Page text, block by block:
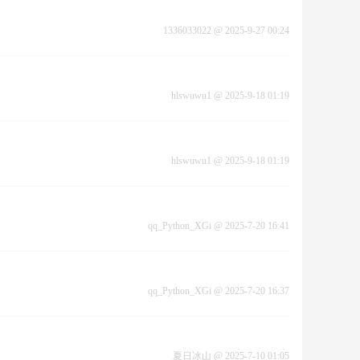
1336033022 @ 2025-9-27 00:24
hlswuwu1 @ 2025-9-18 01:19
hlswuwu1 @ 2025-9-18 01:19
qq_Python_XGi @ 2025-7-20 16:41
qq_Python_XGi @ 2025-7-20 16:37
夏日冰山 @ 2025-7-10 01:05